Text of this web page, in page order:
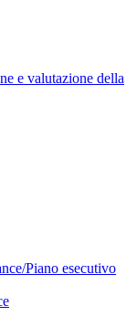
e valutazione della
Piano esecutivo